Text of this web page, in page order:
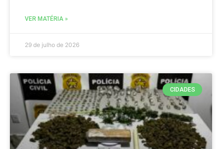
VER MATÉRIA »
29 de julho de 2026
CIDADES